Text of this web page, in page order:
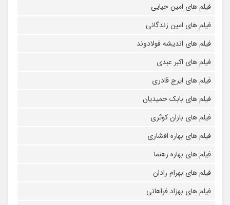
فیلم های امین حیایی
فیلم های امین زندگانی
فیلم های اندیشه فولادوند
فیلم های اکبر عبدی
فیلم های ایرج قادری
فیلم های بابک حمیدیان
فیلم های باران کوثری
فیلم های بهاره افشاری
فیلم های بهاره رهنما
فیلم های بهرام رادان
فیلم های بهزاد فراهانی